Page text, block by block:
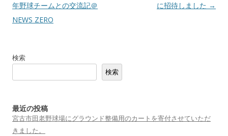
稿
ナ
ー
ン
年野球チームとの交流記＠
NEWS ZERO
に招待しました →
検索
検索
最近の投稿
宮古市田老野球場にグラウンド整備用のカートを寄付させていただ
きました。